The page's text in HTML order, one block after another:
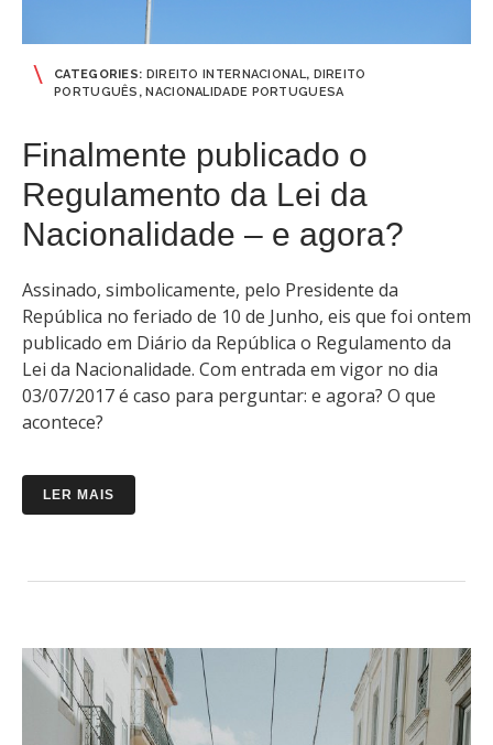
CATEGORIES: DIREITO INTERNACIONAL, DIREITO
PORTUGUÊS ,NACIONALIDADE PORTUGUESA
Finalmente publicado o
Regulamento da Lei da
Nacionalidade – e agora?
Assinado, simbolicamente, pelo Presidente da
República no feriado de 10 de Junho, eis que foi ontem
publicado em Diário da República o Regulamento da
Lei da Nacionalidade. Com entrada em vigor no dia
03/07/2017 é caso para perguntar: e agora? O que
acontece?
LER MAIS